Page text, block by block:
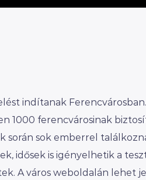
indítanak
1000 ferencvárosinak
során sok emberrel
idősek is igényelhetik a
A város weboldalán lehet